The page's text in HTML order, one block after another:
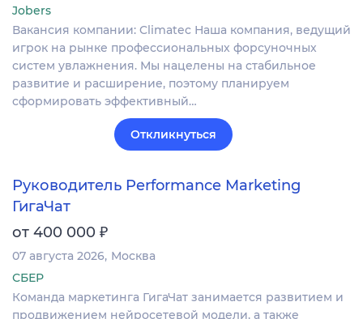
Jobers
Вакансия компании: Climatec Наша компания, ведущий
игрок на рынке профессиональных форсуночных
систем увлажнения. Мы нацелены на стабильное
развитие и расширение, поэтому планируем
сформировать эффективный…
Откликнуться
Руководитель Performance Marketing
ГигаЧат
от 400 000 ₽
07 августа 2026 Москва
СБЕР
Команда маркетинга ГигаЧат занимается развитием и
продвижением нейросетевой модели, а также